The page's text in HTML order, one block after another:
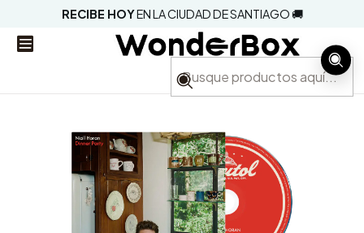
RECIBE HOYEN LA CIUDAD DE SANTIAGO 🚚